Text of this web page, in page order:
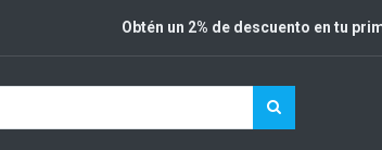
Obtén un 2% de descuento en tu